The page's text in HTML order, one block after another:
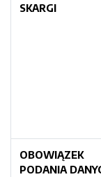
SKARGI
OBOWIĄZEK
PODANIA